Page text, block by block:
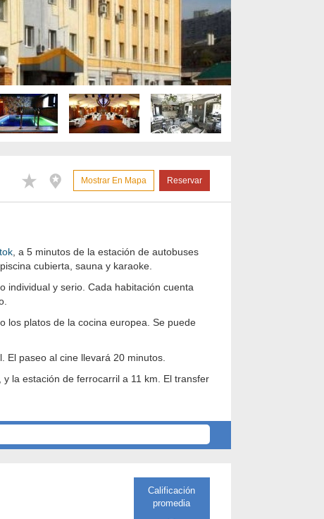
Mostrar En Mapa Reservar
, a 5 minutos de la estación de autobuses
cubierta, sauna y karaoke.
individual y serio. Cada habitación cuenta
los platos de la cocina europea. Se puede
El paseo al cine llevará 20 minutos.
la estación de ferrocarril a 11 km. El transfer
Calificación
promedia